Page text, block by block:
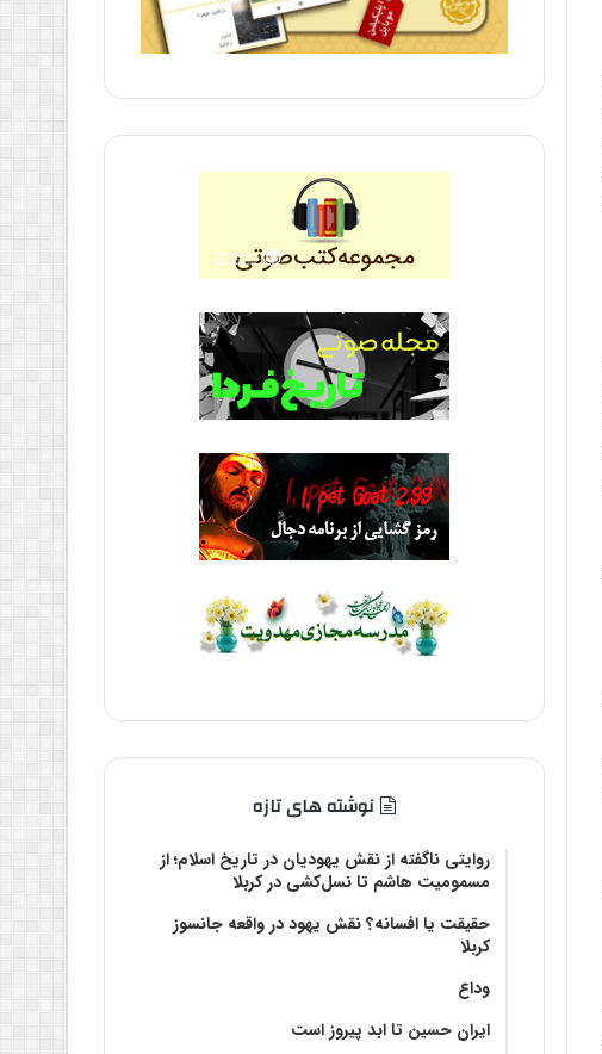
نوشته های تازه
روایتی ناگفته از نقش یهودیان در تاریخ اسلام؛ از
مسمومیت هاشم تا نسل‌کشی در کربلا
حقیقت یا افسانه؟‌ نقش یهود در واقعه جانسوز
کربلا
وداع
ایران حسین تا ابد پیروز است